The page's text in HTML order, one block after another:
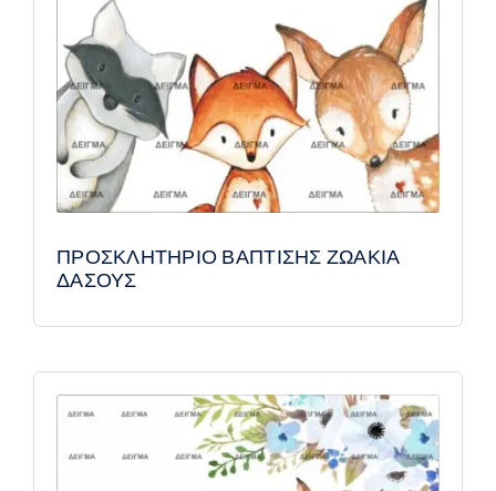
ΠΡΟΣΚΛΗΤΗΡΙΟ ΒΑΠΤΙΣΗΣ ΖΩΑΚΙΑ
ΔΑΣΟΥΣ